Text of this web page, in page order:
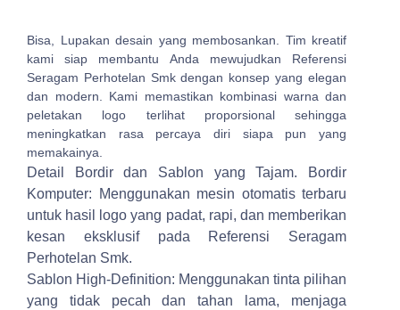
Bisa, Lupakan desain yang membosankan. Tim kreatif
kami siap membantu Anda mewujudkan Referensi
Seragam Perhotelan Smk dengan konsep yang elegan
dan modern. Kami memastikan kombinasi warna dan
peletakan logo terlihat proporsional sehingga
meningkatkan rasa percaya diri siapa pun yang
memakainya.
Detail Bordir dan Sablon yang Tajam.
Bordir
Komputer: Menggunakan mesin otomatis terbaru
untuk hasil logo yang padat, rapi, dan memberikan
kesan eksklusif pada Referensi Seragam
Perhotelan Smk.
Sablon High-Definition: Menggunakan tinta pilihan
yang tidak pecah dan tahan lama, menjaga